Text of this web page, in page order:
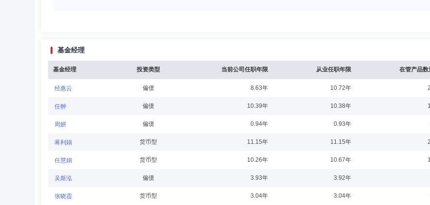
杨东先生：泰康基金管理有限公司独立董事、审计与风险管理委员会委员，法学博士。现任中国人民大学发展规划处处长、法学教授、博士生
指导委员会委员，中国人民大学区块链研究院执行院长，全国人大电子商务法、证券法、期货法起草工作小组成员或专家，较早赴中南海、
长、中央网信办五中全会宣讲团成员、中央网信办数字经济专家组成员、最高人民检察院民事行政诉讼监督案件专家委员会委员、国务院互联
员。杨东先生曾任商务部中日法律交流项目办公室代表、中国人民大学法学院副院长。
张亚光 学历：博士
张亚光先生：独立董事、提名与薪酬委员会委员委员，博士研究生。现任北京大学经济学院副院长、长聘副教授、研究员，兼任四川广安爱众
罗玉成 学历：本科
罗玉成先生：泰康基金管理有限公司独立董事、提名与薪酬委员会委员、审计与风险管理委员会委员，经济学学士。现任信永中和会计师事
事。罗玉成先生曾任中国科学器材进出口总公司财务经理、中国科学器材进出口总公司莫斯科代表处首席贸易代表、多伦多永道会计公司高
基金经理
基金经理 投资类型 当前公司任职年限 从业任职年限 在管产品数
经惠云 偏债 8.63年 10.72年
任翀 偏债 10.39年 10.38年
周妍 偏债 0.94年 0.93年
蒋利娟 货币型 11.15年 11.15年
任慧娟 货币型 10.26年 10.67年
吴斯泓 偏债 3.93年 3.92年
张晓霞 货币型 3.04年 3.04年